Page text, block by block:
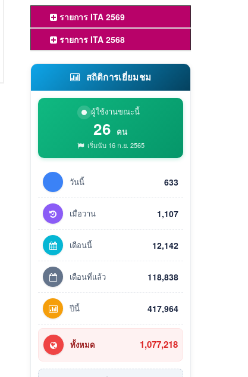
รายการ ITA 2569
รายการ ITA 2568
สถิติการเยี่ยมชม
ผู้ใช้งานขณะนี้
26 คน
เริ่มนับ 16 ก.ย. 2565
วันนี้ 633
เมื่อวาน 1,107
เดือนนี้ 12,142
เดือนที่แล้ว 118,838
ปีนี้ 417,964
ทั้งหมด 1,077,218